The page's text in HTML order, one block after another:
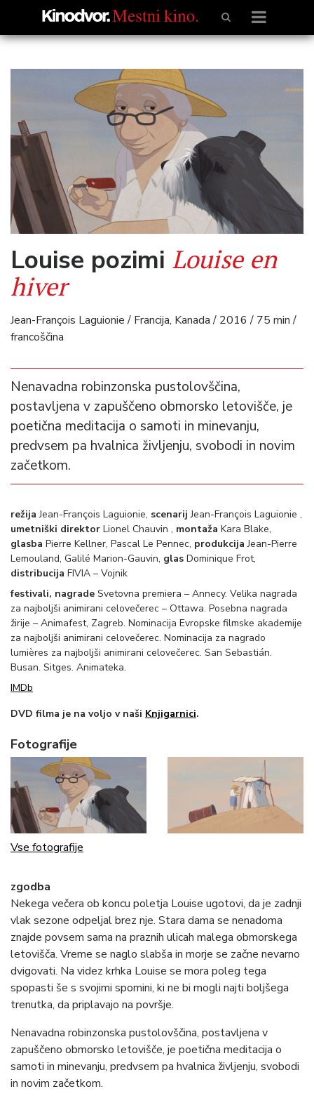
Louise pozimi Louise en
hiver
Jean-François Laguionie / Francija, Kanada / 2016 / 75 min /
francoščina
Nenavadna robinzonska pustolovščina,
postavljena v zapuščeno obmorsko letovišče, je
poetična meditacija o samoti in minevanju,
predvsem pa hvalnica življenju, svobodi in novim
začetkom.
režija Jean-François Laguionie, scenarij Jean-François Laguionie ,
umetniški direktor Lionel Chauvin , montaža Kara Blake,
glasba Pierre Kellner, Pascal Le Pennec, produkcija Jean-Pierre
Lemouland, Galilé Marion-Gauvin, glas Dominique Frot,
distribucija FIVIA – Vojnik
festivali, nagrade Svetovna premiera – Annecy. Velika nagrada
za najboljši animirani celovečerec – Ottawa. Posebna nagrada
žirije – Animafest, Zagreb. Nominacija Evropske filmske akademije
za najboljši animirani celovečerec. Nominacija za nagrado
lumières za najboljši animirani celovečerec. San Sebastián.
Busan. Sitges. Animateka.
IMDb
DVD filma je na voljo v naši Knjigarnici.
Fotografije
Vse fotografije
zgodba
Nekega večera ob koncu poletja Louise ugotovi, da je zadnji
vlak sezone odpeljal brez nje. Stara dama se nenadoma
znajde povsem sama na praznih ulicah malega obmorskega
letovišča. Vreme se naglo slabša in morje se začne nevarno
dvigovati. Na videz krhka Louise se mora poleg tega
spopasti še s svojimi spomini, ki ne bi mogli najti boljšega
trenutka, da priplavajo na površje.
Nenavadna robinzonska pustolovščina, postavljena v
zapuščeno obmorsko letovišče, je poetična meditacija o
samoti in minevanju, predvsem pa hvalnica življenju, svobodi
in novim začetkom.